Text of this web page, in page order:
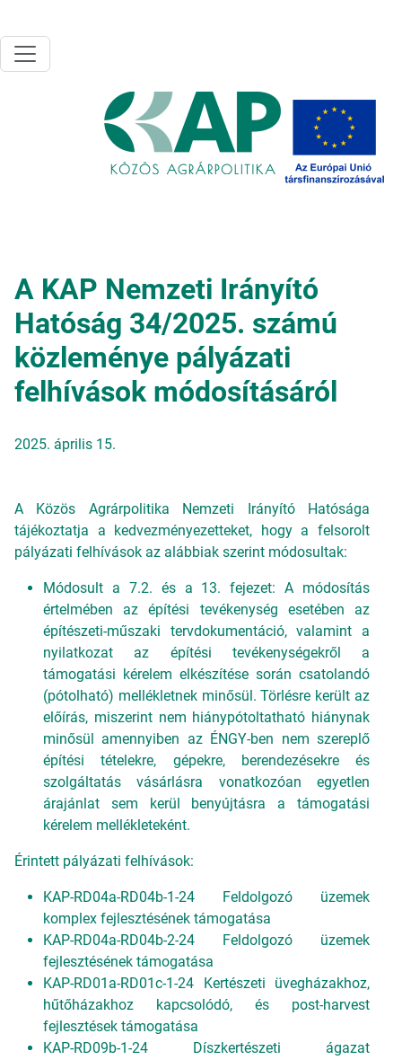
A KAP Nemzeti Irányító
Hatóság 34/2025. számú
közleménye pályázati
felhívások módosításáról
2025. április 15.
A Közös Agrárpolitika Nemzeti Irányító Hatósága
tájékoztatja a kedvezményezetteket, hogy a felsorolt
pályázati felhívások az alábbiak szerint módosultak:
Módosult a 7.2. és a 13. fejezet: A módosítás
értelmében az építési tevékenység esetében az
építészeti-műszaki tervdokumentáció, valamint a
nyilatkozat az építési tevékenységekről a
támogatási kérelem elkészítése során csatolandó
(pótolható) mellékletnek minősül. Törlésre került az
előírás, miszerint nem hiánypótoltatható hiánynak
minősül amennyiben az ÉNGY-ben nem szereplő
építési tételekre, gépekre, berendezésekre és
szolgáltatás vásárlásra vonatkozóan egyetlen
árajánlat sem kerül benyújtásra a támogatási
kérelem mellékleteként.
Érintett pályázati felhívások:
KAP-RD04a-RD04b-1-24 Feldolgozó üzemek
komplex fejlesztésének támogatása
KAP-RD04a-RD04b-2-24 Feldolgozó üzemek
fejlesztésének támogatása
KAP-RD01a-RD01c-1-24 Kertészeti üvegházakhoz,
hűtőházakhoz kapcsolódó, és post-harvest
fejlesztések támogatása
KAP-RD09b-1-24 Díszkertészeti ágazat